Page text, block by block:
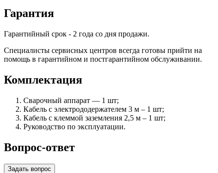
Гарантия
Гарантийный срок - 2 года со дня продажи.
Специалисты сервисных центров всегда готовы прийти на
помощь в гарантийном и постгарантийном обслуживании.
Комплектация
Сварочный аппарат — 1 шт;
Кабель с электрододержателем 3 м – 1 шт;
Кабель с клеммой заземления 2,5 м – 1 шт;
Руководство по эксплуатации.
Вопрос-ответ
Задать вопрос